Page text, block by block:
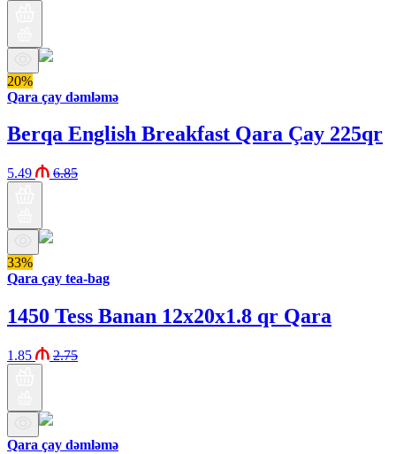
20%
Qara çay dəmləmə
Berqa English Breakfast Qara Çay 225qr
5.49 6.85
33%
Qara çay tea-bag
1450 Tess Banan 12x20x1.8 qr Qara
1.85 2.75
Qara çay dəmləmə